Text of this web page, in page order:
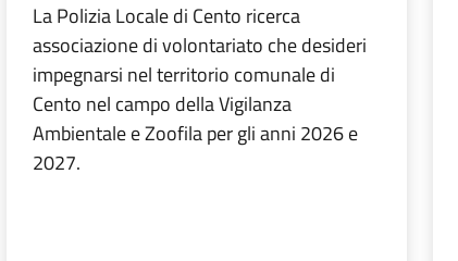
La Polizia Locale di Cento ricerca
associazione di volontariato che desideri
impegnarsi nel territorio comunale di
Cento nel campo della Vigilanza
Ambientale e Zoofila per gli anni 2026 e
2027.